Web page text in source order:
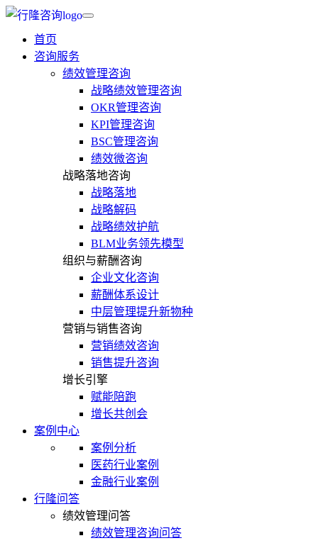
首页
咨询服务
绩效管理咨询
战略绩效管理咨询
OKR管理咨询
KPI管理咨询
BSC管理咨询
绩效微咨询
战略落地咨询
战略落地
战略解码
战略绩效护航
BLM业务领先模型
组织与薪酬咨询
企业文化咨询
薪酬体系设计
中层管理提升新物种
营销与销售咨询
营销绩效咨询
销售提升咨询
增长引擎
赋能陪跑
增长共创会
案例中心
案例分析
医药行业案例
金融行业案例
行隆问答
绩效管理问答
绩效管理咨询问答